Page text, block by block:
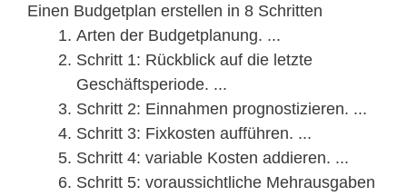
Einen Budgetplan erstellen in 8 Schritten
Arten der Budgetplanung. ...
Schritt 1: Rückblick auf die letzte
Geschäftsperiode. ...
Schritt 2: Einnahmen prognostizieren. ...
Schritt 3: Fixkosten aufführen. ...
Schritt 4: variable Kosten addieren. ...
Schritt 5: voraussichtliche Mehrausgaben